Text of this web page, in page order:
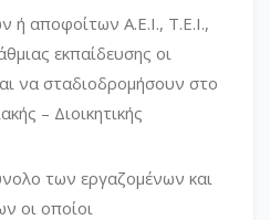
ή αποφοίτων Α.Ε.Ι., Τ.Ε.Ι.,
εκπαίδευσης οι
να σταδιοδρομήσουν στο
– Διοικητικής
των εργαζομένων και
οι οποίοι